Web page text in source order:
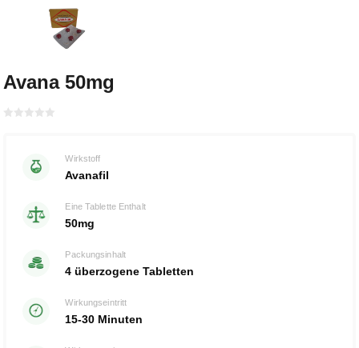
Avana 50mg
Wirkstoff
Avanafil
Eine Tablette Enthalt
50mg
Packungsinhalt
4 überzogene Tabletten
Wirkungseintritt
15-30 Minuten